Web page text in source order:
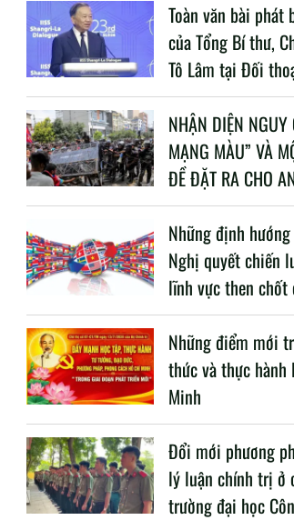
Toàn văn bài phát
của Tổng Bí thư,
Tô Lâm tại Đối
lần thứ 23
NHẬN DIỆN NGUY
MẠNG MÀU” VÀ
ĐỀ ĐẶT RA CHO
NAM TRONG BỐI
NAY
Những định
Nghị quyết chiến
lĩnh vực then chốt
Những điểm mới
thức và thực hành
Minh
Đổi mới phương
lý luận chính trị ở
trường đại học